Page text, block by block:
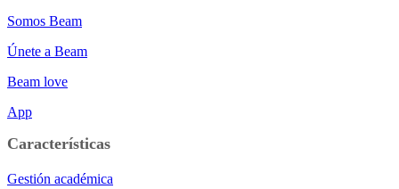
Somos Beam
Únete a Beam
Beam love
App
Características
Gestión académica